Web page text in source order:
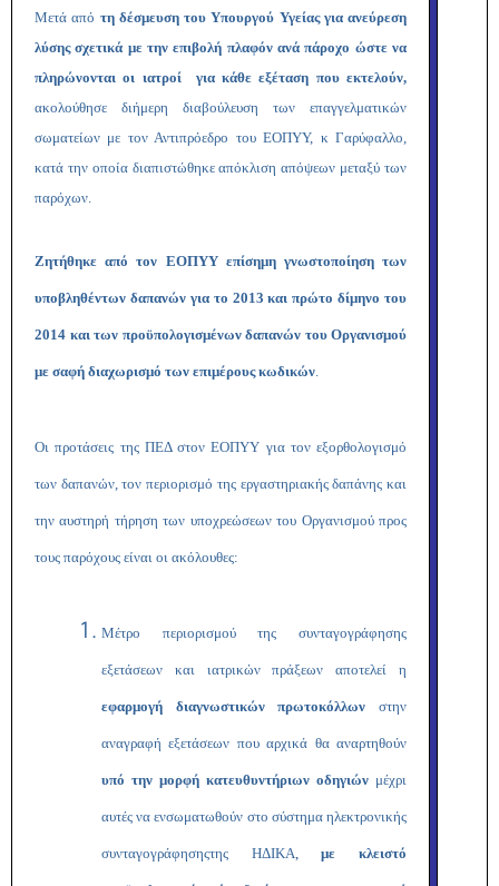
Μετά από τη δέσμευση του Υπουργού Υγείας για ανεύρεση
λύσης σχετικά με την επιβολή πλαφόν ανά πάροχο ώστε να
πληρώνονται οι ιατροί για κάθε εξέταση που εκτελούν,
ακολούθησε διήμερη διαβούλευση των επαγγελματικών
σωματείων με τον Αντιπρόεδρο του ΕΟΠΥΥ, κ Γαρύφαλλο,
κατά την οποία διαπιστώθηκε απόκλιση απόψεων μεταξύ των
παρόχων.
Ζητήθηκε από τον ΕΟΠΥΥ επίσημη γνωστοποίηση των
υποβληθέντων δαπανών για το 2013 και πρώτο δίμηνο του
2014 και των προϋπολογισμένων δαπανών του Οργανισμού
με σαφή διαχωρισμό των επιμέρους κωδικών.
Οι προτάσεις της ΠΕΔ στον ΕΟΠΥΥ για τον εξορθολογισμό
των δαπανών, τον περιορισμό της εργαστηριακής δαπάνης και
την αυστηρή τήρηση των υποχρεώσεων του Οργανισμού προς
τους παρόχους είναι οι ακόλουθες:
Μέτρο περιορισμού της συνταγογράφησης
εξετάσεων και ιατρικών πράξεων αποτελεί η
εφαρμογή διαγνωστικών πρωτοκόλλων στην
αναγραφή εξετάσεων που αρχικά θα αναρτηθούν
υπό την μορφή κατευθυντήριων οδηγιών μέχρι
αυτές να ενσωματωθούν στο σύστημα ηλεκτρονικής
συνταγογράφησηςτης ΗΔΙΚΑ, με κλειστό